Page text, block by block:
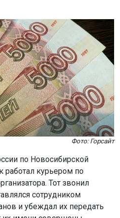
Фото: Горсайт
по Новосибирской
работал курьером по
Тот звонил
сотрудником
и убеждал их передать